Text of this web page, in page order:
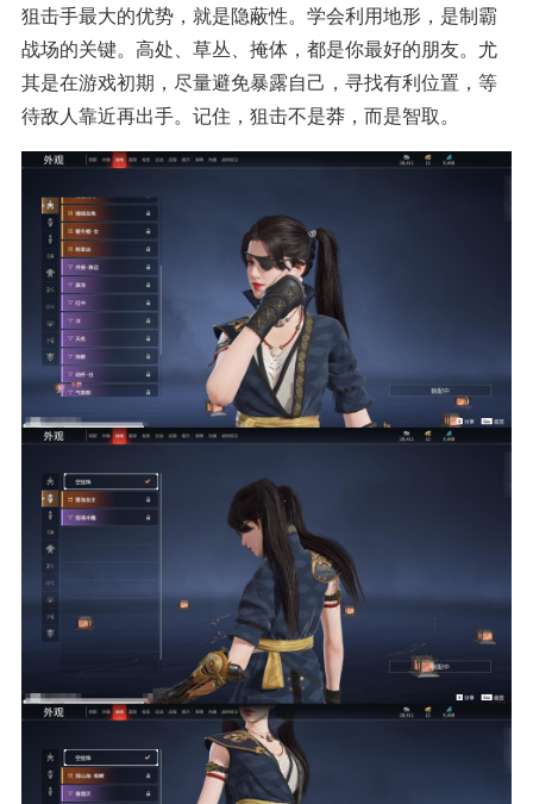
狙击手最大的优势，就是隐蔽性。学会利用地形，是制霸
战场的关键。高处、草丛、掩体，都是你最好的朋友。尤
其是在游戏初期，尽量避免暴露自己，寻找有利位置，等
待敌人靠近再出手。记住，狙击不是莽，而是智取。